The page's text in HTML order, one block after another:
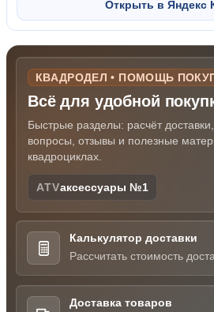
Открыть в Яндекс
КВАДРОДЕЛ • ПОМОЩЬ
Всё для удобной
Быстрые разделы: расчёт
вопросы, отзывы и полезные
квадроциклах.
ATVаксессуары №1
Калькулятор доставки
Рассчитать стоимость
Доставка товаров